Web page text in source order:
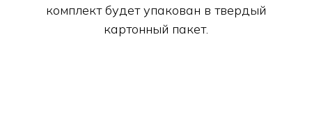
комплект будет упакован в твердый
картонный пакет.